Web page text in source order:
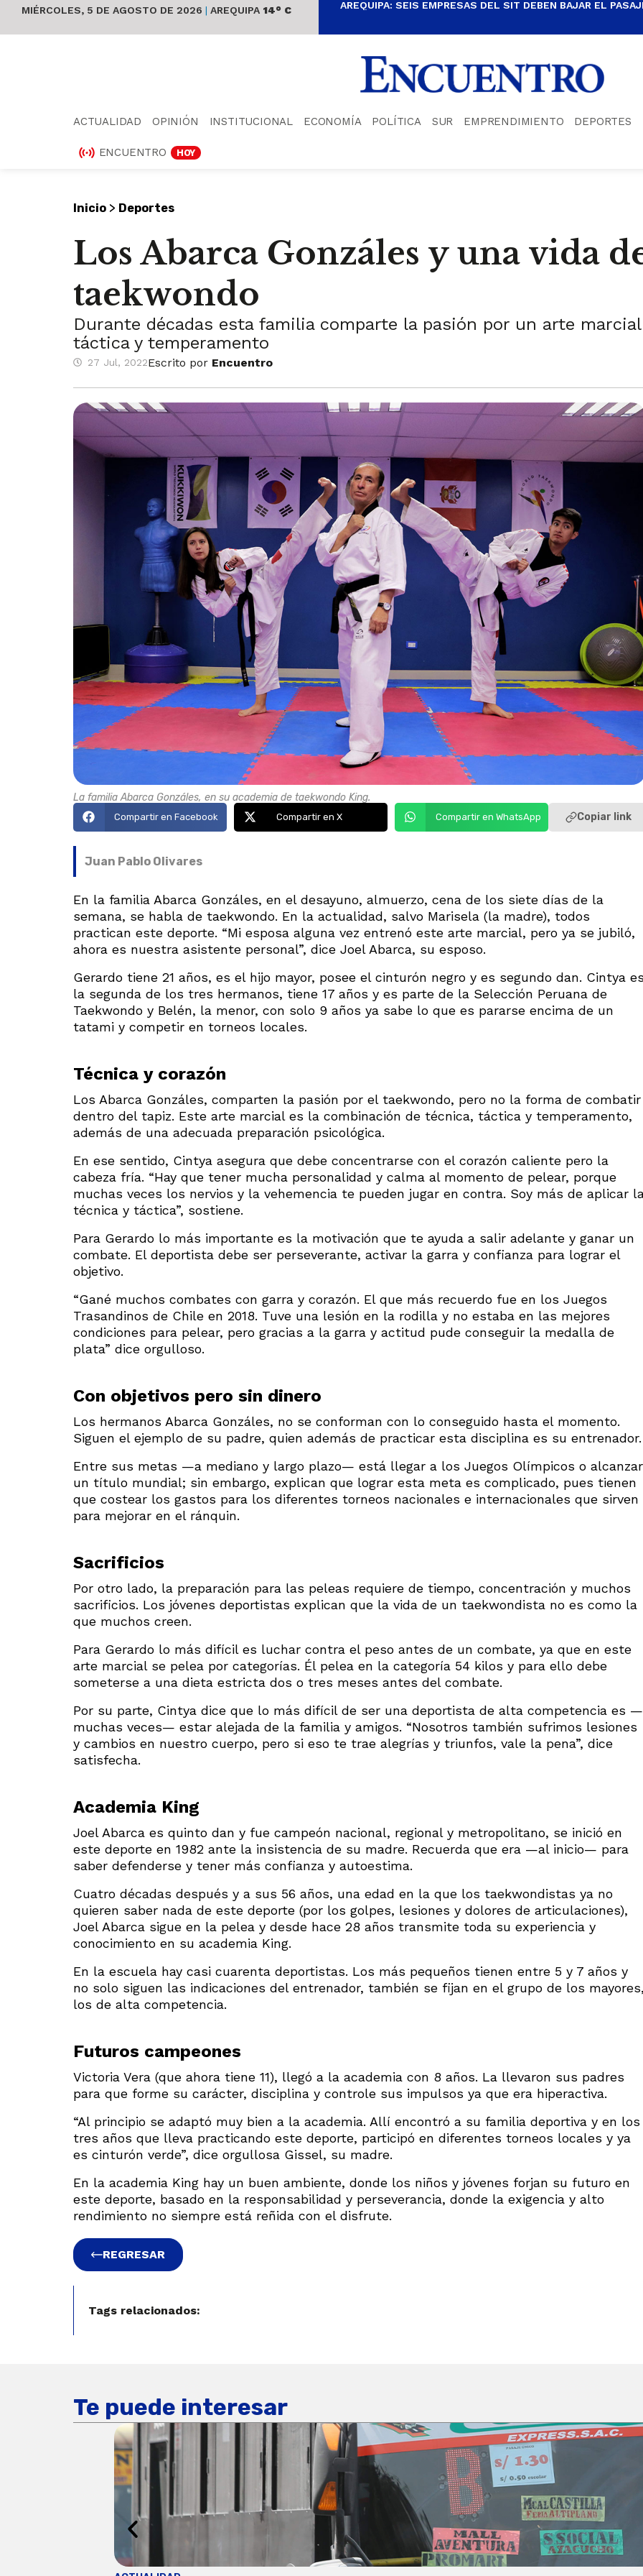
MIÉRCOLES, 5 DE AGOSTO DE 2026 | AREQUIPA 14° C AREQUIPA: SEIS EMPRESAS DEL SIT DEBEN BAJAR EL
ACTUALIDAD OPINIÓN INSTITUCIONAL ECONOMÍA POLÍTICA SUR EMPRENDIMIENTO DEPORTES
ENCUENTRO HOY
Inicio > Deportes
Los Abarca Gonzáles y una vida
taekwondo
Durante décadas esta familia comparte la pasión por un arte
táctica y temperamento
27 Jul, 2022Escrito por Encuentro
La familia Abarca Gonzáles, en su academia de taekwondo King.
Compartir en Facebook Compartir en X Compartir en WhatsApp Copiar link
Juan Pablo Olivares
En la familia Abarca Gonzáles, en el desayuno, almuerzo, cena de los siete días de la
semana, se habla de taekwondo. En la actualidad, salvo Marisela (la madre), todos
practican este deporte. “Mi esposa alguna vez entrenó este arte marcial, pero ya se jubiló,
ahora es nuestra asistente personal”, dice Joel Abarca, su esposo.
Gerardo tiene 21 años, es el hijo mayor, posee el cinturón negro y es segundo dan. Cintya
la segunda de los tres hermanos, tiene 17 años y es parte de la Selección Peruana de
Taekwondo y Belén, la menor, con solo 9 años ya sabe lo que es pararse encima de un
tatami y competir en torneos locales.
Técnica y corazón
Los Abarca Gonzáles, comparten la pasión por el taekwondo, pero no la forma de combatir
dentro del tapiz. Este arte marcial es la combinación de técnica, táctica y temperamento,
además de una adecuada preparación psicológica.
En ese sentido, Cintya asegura que debe concentrarse con el corazón caliente pero la
cabeza fría. “Hay que tener mucha personalidad y calma al momento de pelear, porque
muchas veces los nervios y la vehemencia te pueden jugar en contra. Soy más de aplicar
técnica y táctica”, sostiene.
Para Gerardo lo más importante es la motivación que te ayuda a salir adelante y ganar un
combate. El deportista debe ser perseverante, activar la garra y confianza para lograr el
objetivo.
“Gané muchos combates con garra y corazón. El que más recuerdo fue en los Juegos
Trasandinos de Chile en 2018. Tuve una lesión en la rodilla y no estaba en las mejores
condiciones para pelear, pero gracias a la garra y actitud pude conseguir la medalla de
plata” dice orgulloso.
Con objetivos pero sin dinero
Los hermanos Abarca Gonzáles, no se conforman con lo conseguido hasta el momento.
Siguen el ejemplo de su padre, quien además de practicar esta disciplina es su entrenador.
Entre sus metas —a mediano y largo plazo— está llegar a los Juegos Olímpicos o alcanzar
un título mundial; sin embargo, explican que lograr esta meta es complicado, pues tienen
que costear los gastos para los diferentes torneos nacionales e internacionales que sirven
para mejorar en el ránquin.
Sacrificios
Por otro lado, la preparación para las peleas requiere de tiempo, concentración y muchos
sacrificios. Los jóvenes deportistas explican que la vida de un taekwondista no es como la
que muchos creen.
Para Gerardo lo más difícil es luchar contra el peso antes de un combate, ya que en este
arte marcial se pelea por categorías. Él pelea en la categoría 54 kilos y para ello debe
someterse a una dieta estricta dos o tres meses antes del combate.
Por su parte, Cintya dice que lo más difícil de ser una deportista de alta competencia es —
muchas veces— estar alejada de la familia y amigos. “Nosotros también sufrimos lesiones
y cambios en nuestro cuerpo, pero si eso te trae alegrías y triunfos, vale la pena”, dice
satisfecha.
Academia King
Joel Abarca es quinto dan y fue campeón nacional, regional y metropolitano, se inició en
este deporte en 1982 ante la insistencia de su madre. Recuerda que era —al inicio— para
saber defenderse y tener más confianza y autoestima.
Cuatro décadas después y a sus 56 años, una edad en la que los taekwondistas ya no
quieren saber nada de este deporte (por los golpes, lesiones y dolores de articulaciones),
Joel Abarca sigue en la pelea y desde hace 28 años transmite toda su experiencia y
conocimiento en su academia King.
En la escuela hay casi cuarenta deportistas. Los más pequeños tienen entre 5 y 7 años y
no solo siguen las indicaciones del entrenador, también se fijan en el grupo de los
los de alta competencia.
Futuros campeones
Victoria Vera (que ahora tiene 11), llegó a la academia con 8 años. La llevaron sus padres
para que forme su carácter, disciplina y controle sus impulsos ya que era hiperactiva.
“Al principio se adaptó muy bien a la academia. Allí encontró a su familia deportiva y en los
tres años que lleva practicando este deporte, participó en diferentes torneos locales y ya
es cinturón verde”, dice orgullosa Gissel, su madre.
En la academia King hay un buen ambiente, donde los niños y jóvenes forjan su futuro en
este deporte, basado en la responsabilidad y perseverancia, donde la exigencia y alto
rendimiento no siempre está reñida con el disfrute.
REGRESAR
Tags relacionados:
Te puede interesar